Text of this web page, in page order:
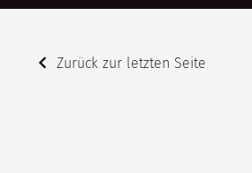
Zurück zur letzten Seite